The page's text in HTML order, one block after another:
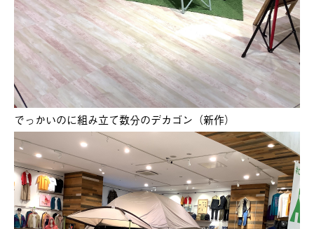
でっかいのに組み立て数分のデカゴン（新作）